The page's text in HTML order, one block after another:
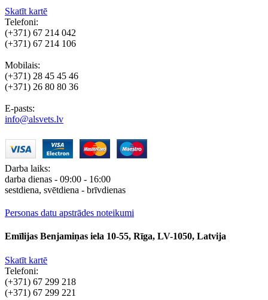
Skatīt kartē
Telefoni:
(+371) 67 214 042
(+371) 67 214 106
Mobilais:
(+371) 28 45 45 46
(+371) 26 80 80 36
E-pasts:
info@alsvets.lv
Darba laiks:
darba dienas - 09:00 - 16:00
sestdiena, svētdiena - brīvdienas
Personas datu apstrādes noteikumi
Emīlijas Benjamiņas iela 10-55, Rīga, LV-1050, Latvija
Skatīt kartē
Telefoni:
(+371) 67 299 218
(+371) 67 299 221